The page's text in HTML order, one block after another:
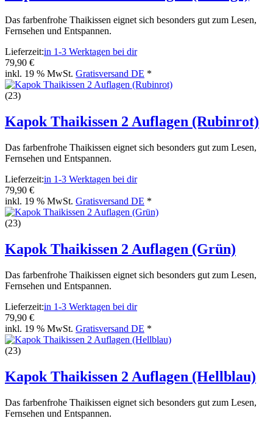
Das farbenfrohe Thaikissen eignet sich besonders gut zum Lesen,
Fernsehen und Entspannen.
Lieferzeit:in 1-3 Werktagen bei dir
79,90 €
inkl. 19 % MwSt. Gratisversand DE *
(23)
Kapok Thaikissen 2 Auflagen (Rubinrot)
Das farbenfrohe Thaikissen eignet sich besonders gut zum Lesen,
Fernsehen und Entspannen.
Lieferzeit:in 1-3 Werktagen bei dir
79,90 €
inkl. 19 % MwSt. Gratisversand DE *
(23)
Kapok Thaikissen 2 Auflagen (Grün)
Das farbenfrohe Thaikissen eignet sich besonders gut zum Lesen,
Fernsehen und Entspannen.
Lieferzeit:in 1-3 Werktagen bei dir
79,90 €
inkl. 19 % MwSt. Gratisversand DE *
(23)
Kapok Thaikissen 2 Auflagen (Hellblau)
Das farbenfrohe Thaikissen eignet sich besonders gut zum Lesen,
Fernsehen und Entspannen.